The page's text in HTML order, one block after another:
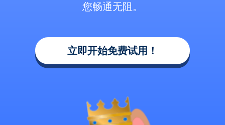
您畅通无阻。
立即开始免费试用！